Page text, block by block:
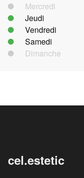
Mercredi
Jeudi
Vendredi
Samedi
Dimanche
cel.estetic